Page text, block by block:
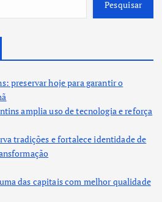
Pesquisar
preservar hoje para garantir o
amplia uso de tecnologia e reforça
tradições e fortalece identidade de
das capitais com melhor qualidade